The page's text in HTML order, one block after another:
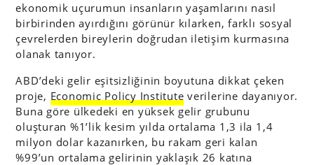
ekonomik uçurumun insanların yaşamlarını nasıl
birbirinden ayırdığını görünür kılarken, farklı sosyal
çevrelerden bireylerin doğrudan iletişim kurmasına
olanak tanıyor.
ABD’deki gelir eşitsizliğinin boyutuna dikkat çeken
proje, Economic Policy Institute verilerine dayanıyor.
Buna göre ülkedeki en yüksek gelir grubunu
oluşturan %1’lik kesim yılda ortalama 1,3 ila 1,4
milyon dolar kazanırken, bu rakam geri kalan
%99’un ortalama gelirinin yaklaşık 26 katına